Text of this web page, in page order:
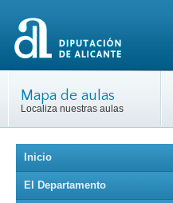
Mapa de aulas
Localiza nuestras aulas
Inicio
El Departamento